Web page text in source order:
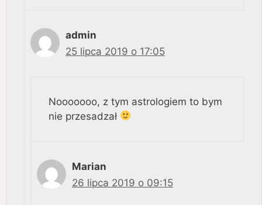
admin
25 lipca 2019 o 17:05
Nooooooo, z tym astrologiem to bym
nie przesadzał
Marian
26 lipca 2019 o 09:15